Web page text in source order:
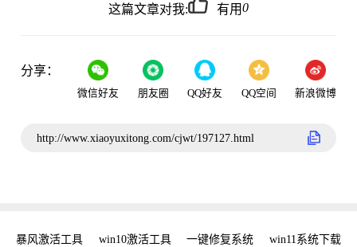
这篇文章对我: 有用0
分享：
微信好友 朋友圈 QQ好友 QQ空间 新浪微博
http://www.xiaoyuxitong.com/cjwt/197127.html
暴风激活工具 win10激活工具 一键修复系统
win11系统下载